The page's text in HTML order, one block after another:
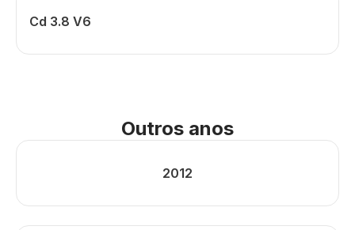
Cd 3.8 V6
Outros anos
2012